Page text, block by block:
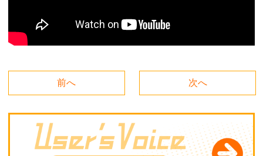
前へ 次へ